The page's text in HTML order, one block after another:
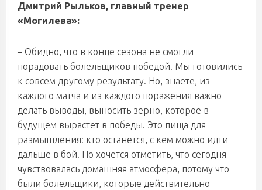
Дмитрий Рыльков, главный тренер
«Могилева»:
– Обидно, что в конце сезона не смогли
порадовать болельщиков победой. Мы готовились
к совсем другому результату. Но, знаете, из
каждого матча и из каждого поражения важно
делать выводы, выносить зерно, которое в
будущем вырастет в победы. Это пища для
размышления: кто останется, с кем можно идти
дальше в бой. Но хочется отметить, что сегодня
чувствовалась домашняя атмосфера, потому что
были болельщики, которые действительно